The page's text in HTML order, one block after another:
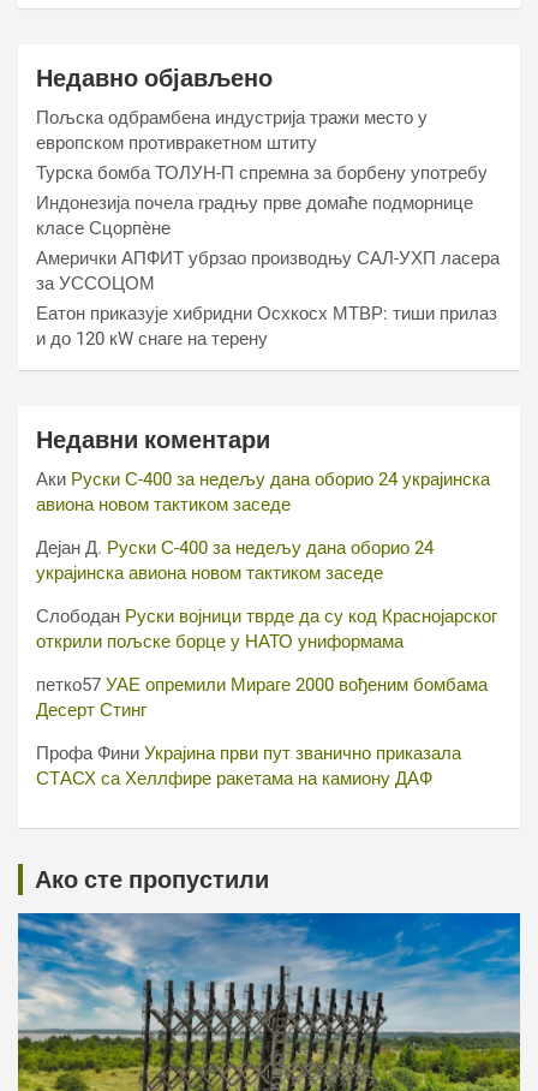
Недавно објављено
Пољска одбрамбена индустрија тражи место у
европском противракетном штиту
Турска бомба ТОЛУН-П спремна за борбену употребу
Индонезија почела градњу прве домаће подморнице
класе Сцорпèне
Амерички АПФИТ убрзао производњу САЛ-УХП ласера
за УССОЦОМ
Еатон приказује хибридни Осхкосх МТВР: тиши прилаз
и до 120 кW снаге на терену
Недавни коментари
Аки Руски С-400 за недељу дана оборио 24 украјинска
авиона новом тактиком заседе
Дејан Д. Руски С-400 за недељу дана оборио 24
украјинска авиона новом тактиком заседе
Слободан Руски војници тврде да су код Краснојарског
открили пољске борце у НАТО униформама
петко57 УАЕ опремили Мираге 2000 вођеним бомбама
Десерт Стинг
Профа Фини Украјина први пут званично приказала
СТАСХ са Хеллфире ракетама на камиону ДАФ
Ако сте пропустили